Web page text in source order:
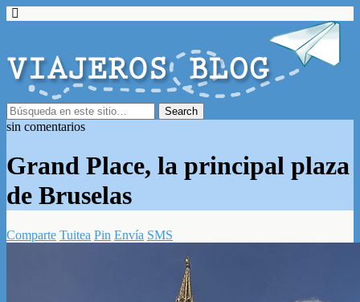
sin comentarios
Grand Place, la principal plaza
de Bruselas
Comparte Tuitea Pin Envía SMS